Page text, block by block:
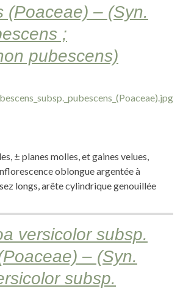
(Poaceae) – (Syn.
;
pubescens)
± planes molles, et gaines velues,
oblongue argentée à
longs, arête cylindrique genouillée
versicolor subsp.
– (Syn.
subsp.